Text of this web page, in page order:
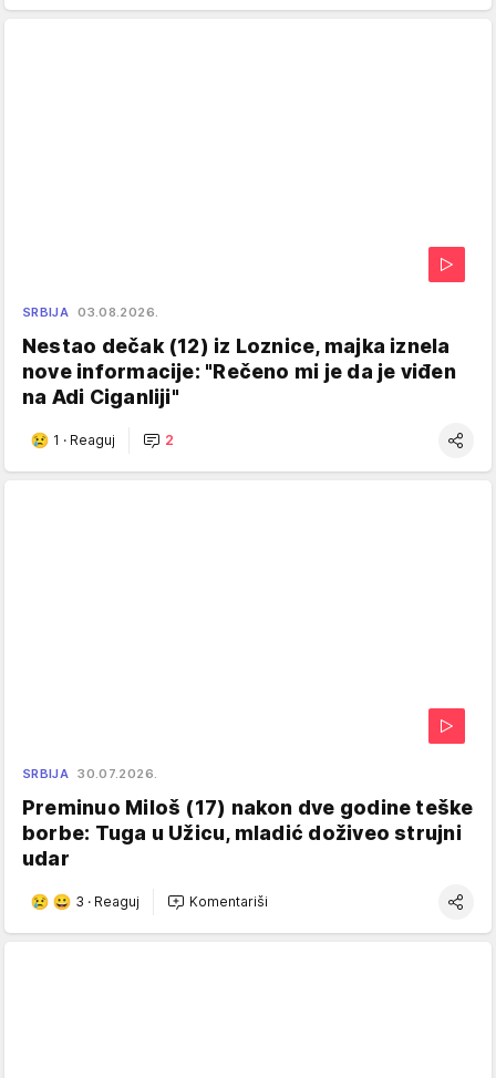
SRBIJA 03.08.2026.
Nestao dečak (12) iz Loznice, majka iznela
nove informacije: "Rečeno mi je da je viđen
na Adi Ciganliji"
1 · Reaguj 2
SRBIJA 30.07.2026.
Preminuo Miloš (17) nakon dve godine teške
borbe: Tuga u Užicu, mladić doživeo strujni
udar
3 · Reaguj Komentariši